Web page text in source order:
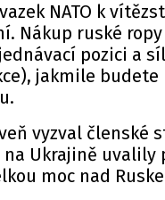
NATO k
Nákup ruské
pozici a
jakmile budete
vyzval členské
na Ukrajině
moc nad